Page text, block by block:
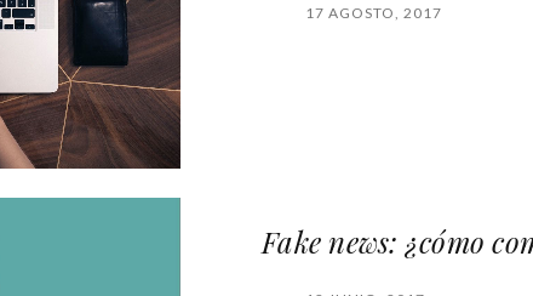
17 AGOSTO, 2017
Fake news: ¿cómo